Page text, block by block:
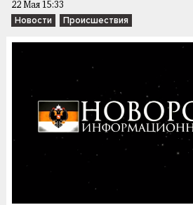
22 Мая 15:33
Новости Происшествия